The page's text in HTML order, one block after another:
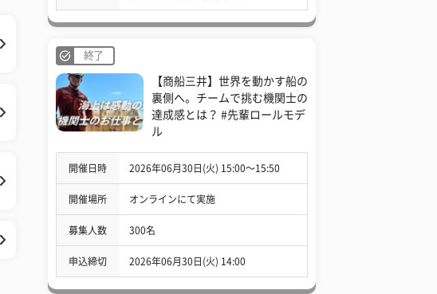
終了
【商船三井】世界を動かす船の
裏側へ。チームで挑む機関士の
達成感とは？ #先輩ロールモデ
ル
開催日時 2026年06月30日(火) 15:00〜15:50
開催場所 オンラインにて実施
募集人数 300名
申込締切 2026年06月30日(火) 14:00